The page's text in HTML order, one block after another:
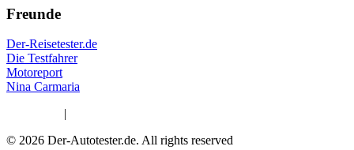
Freunde
Der-Reisetester.de
Die Testfahrer
Motoreport
Nina Carmaria
|
© 2026 Der-Autotester.de. All rights reserved